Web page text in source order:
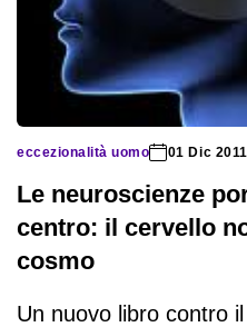
eccezionalità uomo 01 Dic 2011
Le neuroscienze
centro: il cervello
cosmo
Un nuovo libro contro